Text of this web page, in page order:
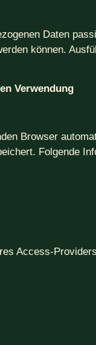
Daten
können.
Verwendung
Browser
Folgende
Access-